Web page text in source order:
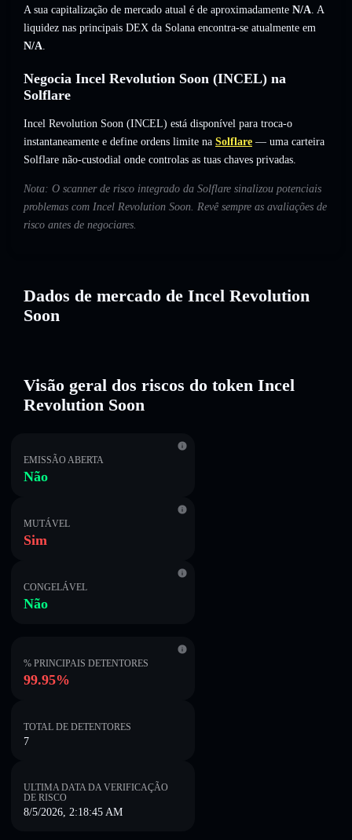
A sua capitalização de mercado atual é de aproximadamente N/A. A
liquidez nas principais DEX da Solana encontra-se atualmente em
N/A.
Negocia Incel Revolution Soon (INCEL) na
Solflare
Incel Revolution Soon (INCEL) está disponível para troca-o
instantaneamente e define ordens limite na Solflare — uma carteira
Solflare não-custodial onde controlas as tuas chaves privadas.
Nota: O scanner de risco integrado da Solflare sinalizou potenciais
problemas com Incel Revolution Soon. Revê sempre as avaliações de
risco antes de negociares.
Dados de mercado de Incel Revolution
Soon
Visão geral dos riscos do token Incel
Revolution Soon
EMISSÃO ABERTA
Não
MUTÁVEL
Sim
CONGELÁVEL
Não
% PRINCIPAIS DETENTORES
99.95%
TOTAL DE DETENTORES
7
ULTIMA DATA DA VERIFICAÇÃO
DE RISCO
8/5/2026, 2:18:45 AM